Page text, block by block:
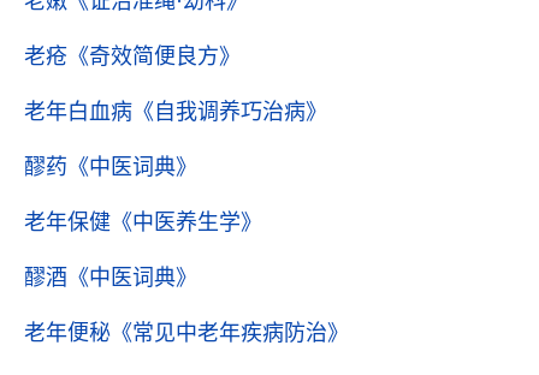
老疮 《奇效简便良方》
老年白血病 《自我调养巧治病》
醪药 《中医词典》
老年保健 《中医养生学》
醪酒 《中医词典》
老年便秘 《常见中老年疾病防治》